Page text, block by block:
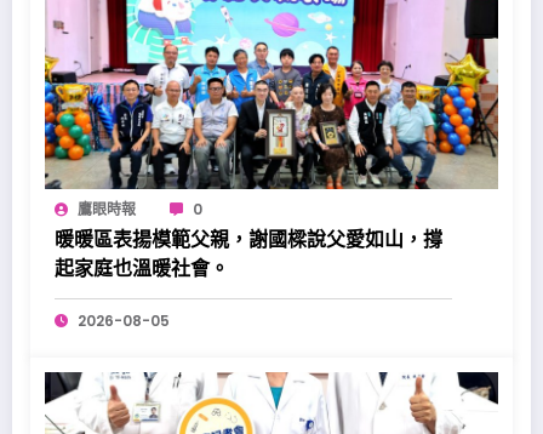
鷹眼時報 0
暖暖區表揚模範父親，謝國樑說父愛如山，撐
起家庭也溫暖社會。
2026-08-05